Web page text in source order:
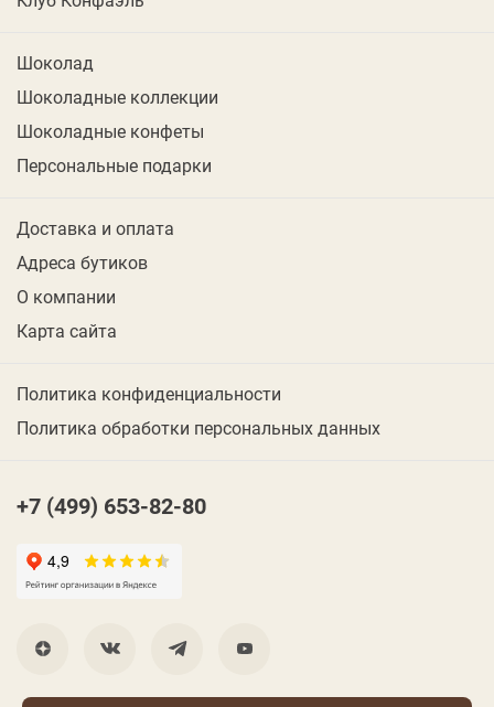
Шоколад
Шоколадные коллекции
Шоколадные конфеты
Персональные подарки
Доставка и оплата
Адреса бутиков
О компании
Карта сайта
Политика конфиденциальности
Политика обработки персональных данных
+7 (499) 653-82-80